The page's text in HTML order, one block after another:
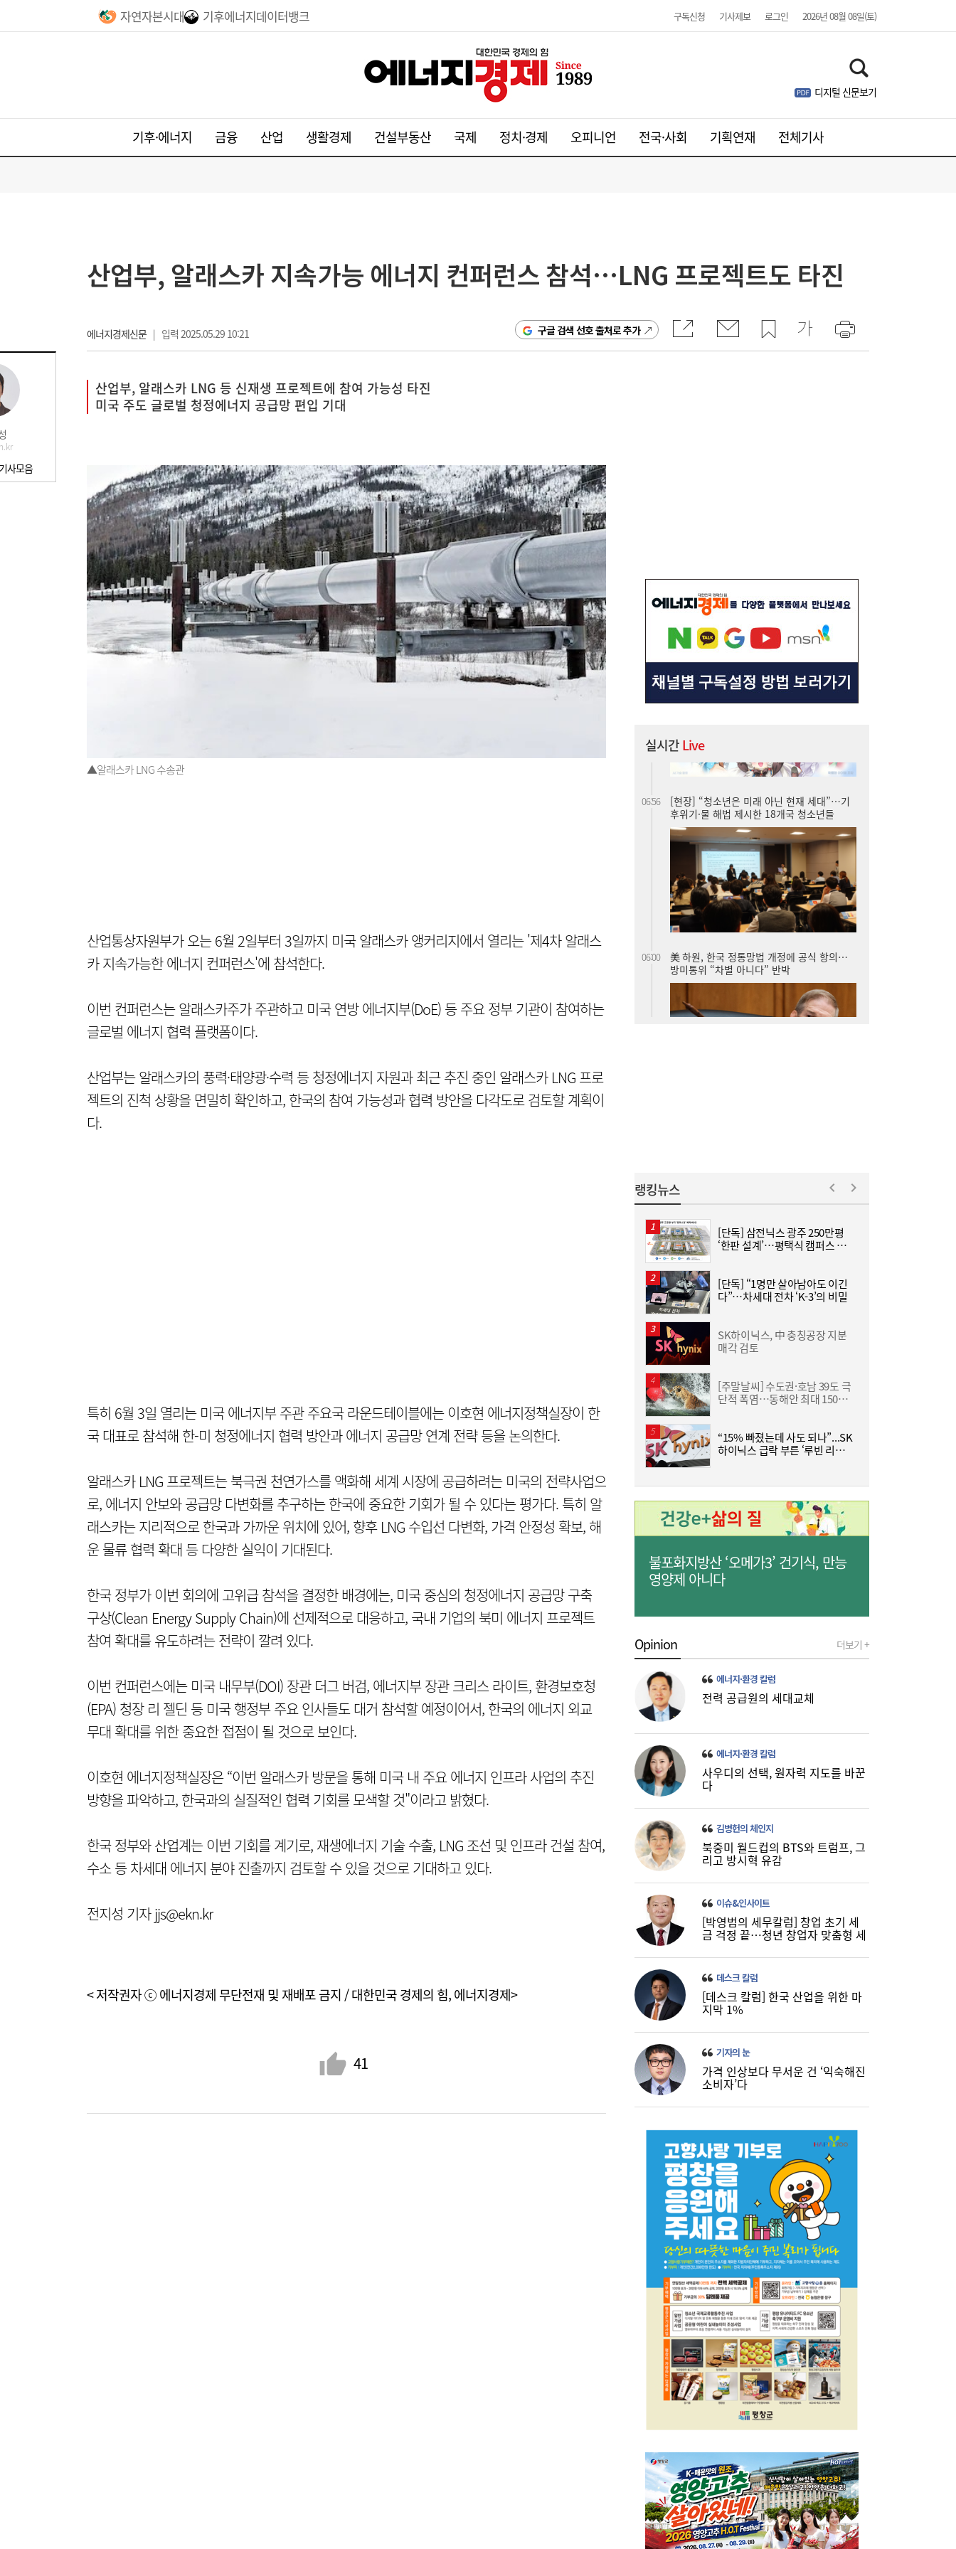
자연자본시대 기후에너지데이터뱅크 구독신청 기사제보 로그인 2026년 08월 08일(토)
디지털 신문보기
기후·에너지 금융 산업 생활경제 건설부동산 국제 정치·경제 오피니언 전국·사회 기획연재 전체기사
사모음
산업부, 알래스카 지속가능 에너지 컨퍼런스 참석…LNG 프로젝트도 타진
에너지경제신문| 입력 2025.05.29 10:21 구글 검색 선호 출처로 추가
산업부, 알래스카 LNG 등 신재생 프로젝트에 참여 가능성 타진
미국 주도 글로벌 청정에너지 공급망 편입 기대
▲알래스카 LNG 수송관
산업통상자원부가 오는 6월 2일부터 3일까지 미국 알래스카 앵커리지에서 열리는 '제4차 알래스
카 지속가능한 에너지 컨퍼런스'에 참석한다.
이번 컨퍼런스는 알래스카주가 주관하고 미국 연방 에너지부(DoE) 등 주요 정부 기관이 참여하는
글로벌 에너지 협력 플랫폼이다.
산업부는 알래스카의 풍력·태양광·수력 등 청정에너지 자원과 최근 추진 중인 알래스카 LNG 프로
젝트의 진척 상황을 면밀히 확인하고, 한국의 참여 가능성과 협력 방안을 다각도로 검토할 계획이
다.
특히 6월 3일 열리는 미국 에너지부 주관 주요국 라운드테이블에는 이호현 에너지정책실장이 한
국 대표로 참석해 한-미 청정에너지 협력 방안과 에너지 공급망 연계 전략 등을 논의한다.
알래스카 LNG 프로젝트는 북극권 천연가스를 액화해 세계 시장에 공급하려는 미국의 전략사업으
로, 에너지 안보와 공급망 다변화를 추구하는 한국에 중요한 기회가 될 수 있다는 평가다. 특히 알
래스카는 지리적으로 한국과 가까운 위치에 있어, 향후 LNG 수입선 다변화, 가격 안정성 확보, 해
운 물류 협력 확대 등 다양한 실익이 기대된다.
한국 정부가 이번 회의에 고위급 참석을 결정한 배경에는, 미국 중심의 청정에너지 공급망 구축
구상(Clean Energy Supply Chain)에 선제적으로 대응하고, 국내 기업의 북미 에너지 프로젝트
참여 확대를 유도하려는 전략이 깔려 있다.
이번 컨퍼런스에는 미국 내무부(DOI) 장관 더그 버검, 에너지부 장관 크리스 라이트, 환경보호청
(EPA) 청장 리 젤딘 등 미국 행정부 주요 인사들도 대거 참석할 예정이어서, 한국의 에너지 외교
무대 확대를 위한 중요한 접점이 될 것으로 보인다.
이호현 에너지정책실장은 “이번 알래스카 방문을 통해 미국 내 주요 에너지 인프라 사업의 추진
방향을 파악하고, 한국과의 실질적인 협력 기회를 모색할 것"이라고 밝혔다.
한국 정부와 산업계는 이번 기회를 계기로, 재생에너지 기술 수출, LNG 조선 및 인프라 건설 참여,
수소 등 차세대 에너지 분야 진출까지 검토할 수 있을 것으로 기대하고 있다.
전지성 기자 jjs@ekn.kr
< 저작권자 ⓒ 에너지경제 무단전재 및 재배포 금지 / 대한민국 경제의 힘, 에너지경제>
41
실시간Live
[현장] “청소년은 미래 아닌 현재 세대”…기
후위기·물 해법 제시한 18개국 청소년들
美 하원, 한국 정통망법 개정에 공식 항의…
방미통위 “차별 아니다” 반박
21:32
李대통령, 6시간 부동산 회의…“용산, 서울시
와 협의해야” 공급대책 속도
21:01
서울시 “정비사업 31만가구 착공해도 이주대
란 없다”…정부에 규제완화 촉구
인…‘오늘도 무사고’
19:38
SK하이닉스 54조 베팅…용인엔 D램, 청주는
낸드
랭킹뉴스
[단독] 삼전닉스 광주 250만평
‘한판 설계’…평택식 캠퍼스 들
[단독] “1명만 살아남아도 이긴
다”…차세대 전차 ‘K-3’의 비밀
SK하이닉스, 中 충칭공장 지분
매각 검토
[주말날씨] 수도권·호남 39도 극
단적 폭염…동해안 최대 150㎜
“15% 빠졌는데 사도 되나”...SK
하이닉스 급락 부른 ‘루빈 리스
불포화지방산 ‘오메가3’ 건기식, 만능
영양제 아니다
Opinion 더보기 +
에너지·환경 칼럼
전력 공급원의 세대교체
에너지·환경 칼럼
사우디의 선택, 원자력 지도를 바꾼
다
김병헌의 체인지
북중미 월드컵의 BTS와 트럼프, 그
리고 방시혁 유감
이슈&인사이트
[박영범의 세무칼럼] 창업 초기 세
금 걱정 끝…청년 창업자 맞춤형 세
데스크 칼럼
[데스크 칼럼] 한국 산업을 위한 마
지막 1%
기자의 눈
가격 인상보다 무서운 건 ‘익숙해진
소비자’다